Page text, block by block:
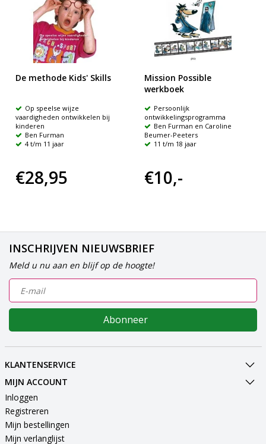
De methode Kids' Skills
Op speelse wijze
vaardigheden ontwikkelen bij
kinderen
Ben Furman
4 t/m 11 jaar
€28,95
Mission Possible
werkboek
Persoonlijk
ontwikkelingsprogramma
Ben Furman en Caroline
Beumer-Peeters
11 t/m 18 jaar
€10,-
INSCHRIJVEN NIEUWSBRIEF
Meld u nu aan en blijf op de hoogte!
Abonneer
KLANTENSERVICE
MIJN ACCOUNT
Inloggen
Registreren
Mijn bestellingen
Mijn verlanglijst